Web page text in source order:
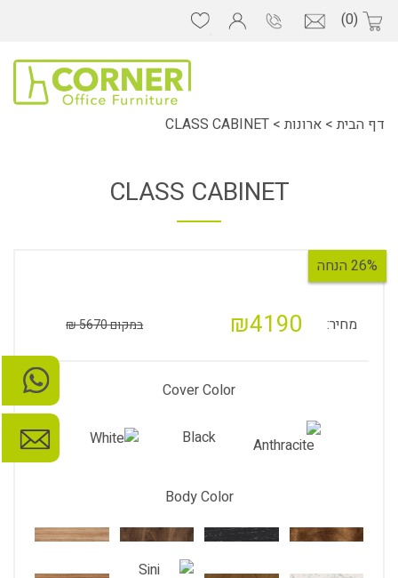
(0)
דף הבית > ארונות >
CLASS CABINET
CLASS CABINET
26% הנחה
מחיר: ₪4190 במקום 5670 ₪
Cover Color
Black
Body Color